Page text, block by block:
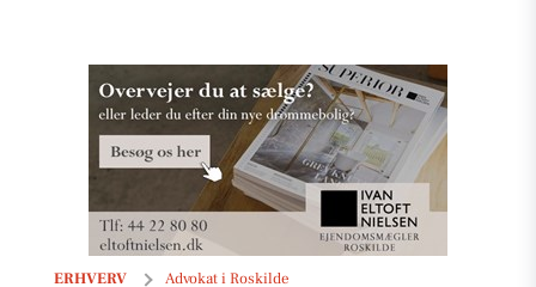
ERHVERV Advokat i Roskilde
A:L:A advokatfirma ApS